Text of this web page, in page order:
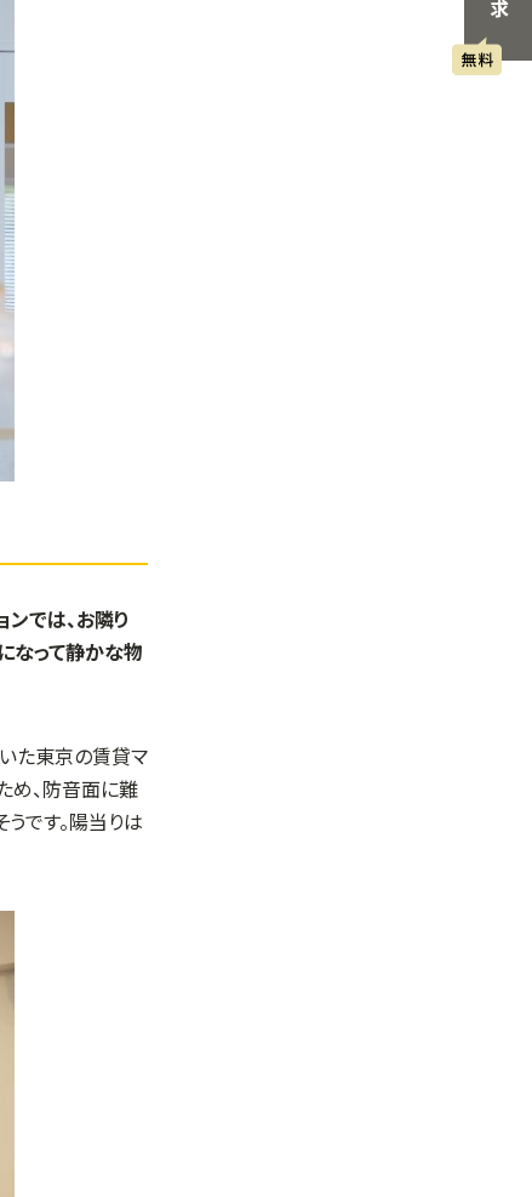
ンでは、お隣り
なって静かな物
た東京の賃貸マ
め、防音面に難
です。陽当りは